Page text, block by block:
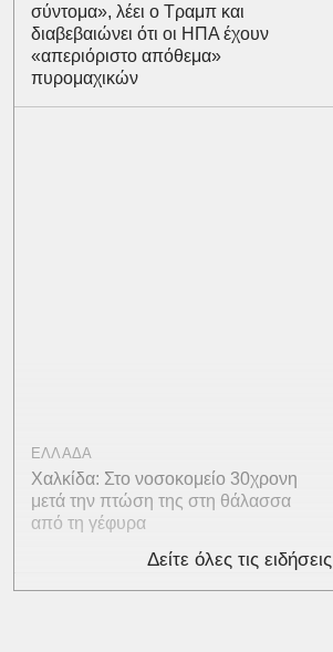
σύντομα», λέει ο Τραμπ και
διαβεβαιώνει ότι οι ΗΠΑ έχουν
«απεριόριστο απόθεμα»
πυρομαχικών
ΕΛΛΑΔΑ
Χαλκίδα: Στο νοσοκομείο 30χρονη
μετά την πτώση της στη θάλασσα
από τη γέφυρα
Δείτε όλες τις ειδήσεις